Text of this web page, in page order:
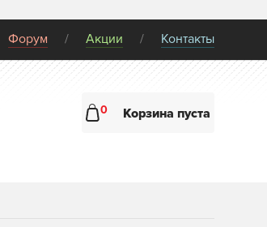
Форум Акции Контакты
0 Корзина пуста